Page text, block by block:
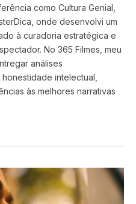
como Cultura Genial,
onde desenvolvi um
à curadoria estratégica e
No 365 Filmes, meu
análises
intelectual,
às melhores narrativas